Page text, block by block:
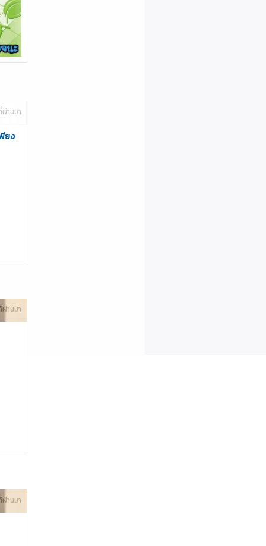
านมา
ยง
ผ่านมา
านมา